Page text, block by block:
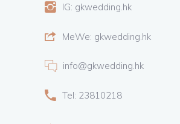
IG: gkwedding.hk
MeWe: gkwedding.hk
info@gkwedding.hk
Tel: 23810218